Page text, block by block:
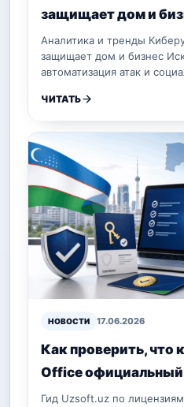
защищает дом и
Аналитика и тренды
защищает дом и бизнес
автоматизация атак и
ЧИТАТЬ
НОВОСТИ 17.06.2026
Как проверить, что
Office официальный
Гид Uzsoft.uz по